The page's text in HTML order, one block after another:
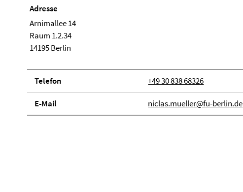
Adresse
Arnimallee 14
Raum 1.2.34
14195 Berlin
Telefon +49 30 838 68326
E-Mail niclas.mueller@fu-berlin.de